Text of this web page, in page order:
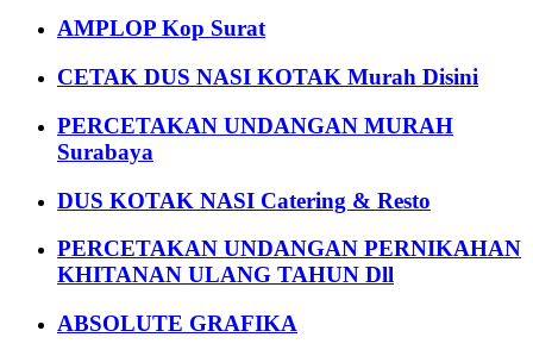
AMPLOP Kop Surat
CETAK DUS NASI KOTAK Murah Disini
PERCETAKAN UNDANGAN MURAH
Surabaya
DUS KOTAK NASI Catering & Resto
PERCETAKAN UNDANGAN PERNIKAHAN
KHITANAN ULANG TAHUN Dll
ABSOLUTE GRAFIKA